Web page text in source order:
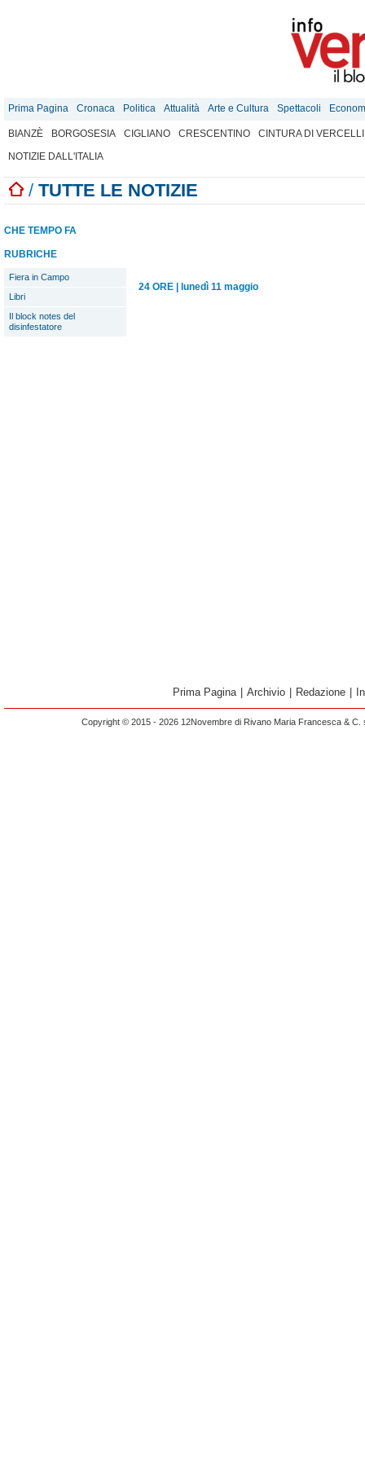
Prima Pagina Cronaca Politica Attualità Arte e Cultura Spettacoli
BIANZÈ BORGOSESIA CIGLIANO CRESCENTINO
CINTURA DI VERCELLI
NOTIZIE DALL'ITALIA
/ TUTTE LE NOTIZIE
CHE TEMPO FA
RUBRICHE
Fiera in Campo
Libri
Il block notes del
disinfestatore
24 ORE lunedì 11 maggio
Prima Pagina Archivio Redazione
Copyright © 2015 - 2026 12Novembre di Rivano Maria Francesca &